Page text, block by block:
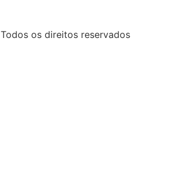
Todos os direitos reservados